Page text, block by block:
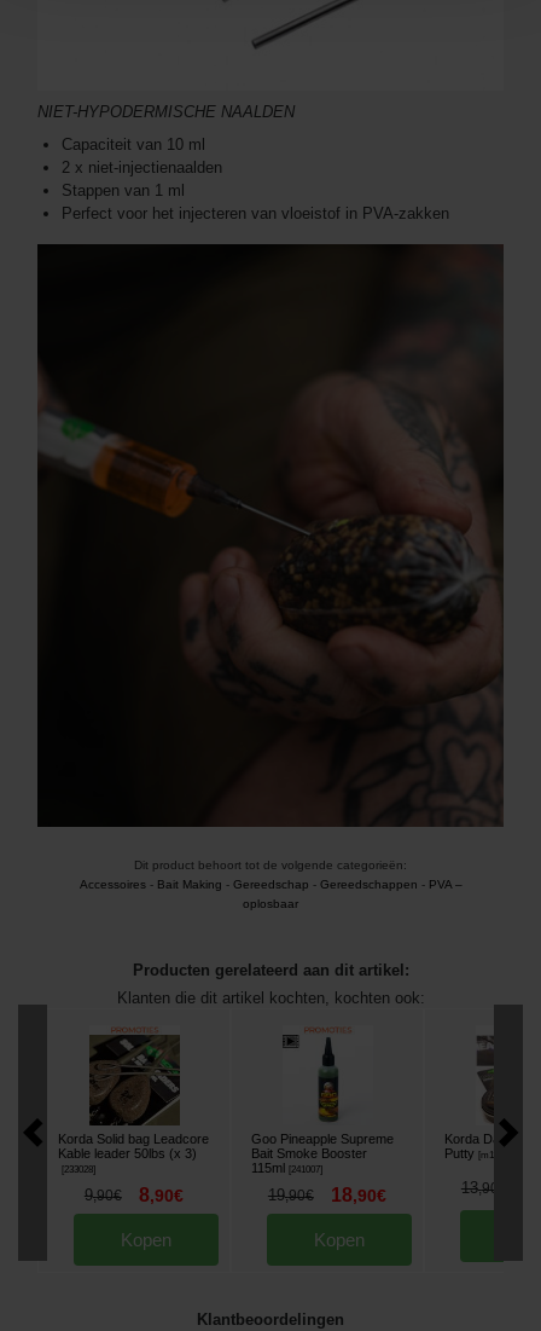
NIET-HYPODERMISCHE NAALDEN
Capaciteit van 10 ml
2 x niet-injectienaalden
Stappen van 1 ml
Perfect voor het injecteren van vloeistof in PVA-zakken
Dit product behoort tot de volgende categorieën:
Accessoires- Bait Making - Gereedschap - Gereedschappen - PVA –
oplosbaar
Producten gerelateerd aan dit artikel:
Klanten die dit artikel kochten, kochten ook:
Korda Solid bag Leadcore
Kable leader 50lbs (x 3)
[233028]
9,90€ 8,90€
Kopen
Goo Pineapple Supreme
Bait Smoke Booster
115ml [241007]
19,90€ 18,90€
Kopen
Korda Dark
Putty
[m11887
13,90
Klantbeoordelingen